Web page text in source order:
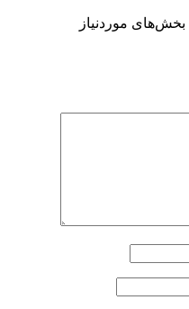
بخش‌های موردنیاز